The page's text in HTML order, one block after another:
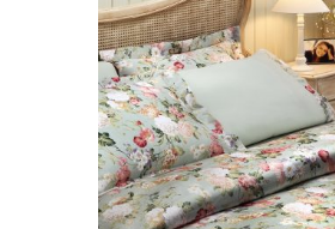
16,279₽